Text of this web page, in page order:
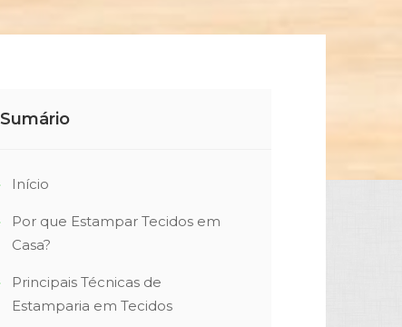
Sumário
Início
Por que Estampar Tecidos em
Casa?
Principais Técnicas de
Estamparia em Tecidos